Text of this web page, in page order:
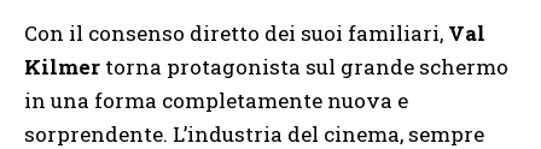
Con il consenso diretto dei suoi familiari, Val
Kilmer torna protagonista sul grande schermo
in una forma completamente nuova e
sorprendente. L’industria del cinema, sempre